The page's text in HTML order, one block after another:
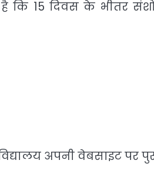
है कि 15 दिवस के भीतर
अपनी वेबसाइट पर